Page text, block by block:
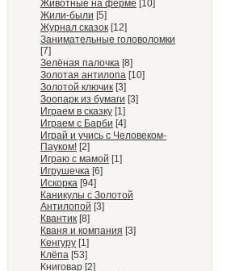
Животные на ферме [10]
Жили-были [5]
Журнал сказок [12]
Занимательные головоломки
[7]
Зелёная палочка [8]
Золотая антилопа [10]
Золотой ключик [3]
Зоопарк из бумаги [3]
Играем в сказку [1]
Играем с Барби [4]
Играй и учись с Человеком-
Пауком! [2]
Играю с мамой [1]
Игрушечка [6]
Искорка [94]
Каникулы с Золотой
Антилопой [3]
Квантик [8]
Кваня и компания [3]
Кенгуру [1]
Клёпа [53]
Книговар [2]